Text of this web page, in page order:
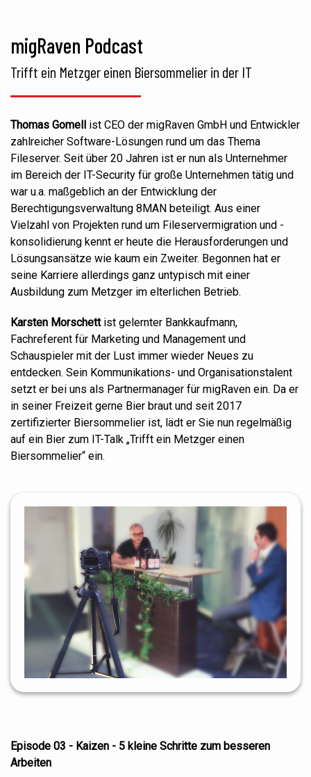
migRaven Podcast
Trifft ein Metzger einen Biersommelier in der IT
Thomas Gomell ist CEO der migRaven GmbH und Entwickler
zahlreicher Software-Lösungen rund um das Thema
Fileserver. Seit über 20 Jahren ist er nun als Unternehmer
im Bereich der IT-Security für große Unternehmen tätig und
war u.a. maßgeblich an der Entwicklung der
Berechtigungsverwaltung 8MAN beteiligt. Aus einer
Vielzahl von Projekten rund um Fileservermigration und -
konsolidierung kennt er heute die Herausforderungen und
Lösungsansätze wie kaum ein Zweiter. Begonnen hat er
seine Karriere allerdings ganz untypisch mit einer
Ausbildung zum Metzger im elterlichen Betrieb.
Karsten Morschettist gelernter Bankkaufmann,
Fachreferent für Marketing und Management und
Schauspieler mit der Lust immer wieder Neues zu
entdecken. Sein Kommunikations- und Organisationstalent
setzt er bei uns als Partnermanager für migRaven ein. Da er
in seiner Freizeit gerne Bier braut und seit 2017
zertifizierter Biersommelier ist, lädt er Sie nun regelmäßig
auf ein Bier zum IT-Talk „Trifft ein Metzger einen
Biersommelier“ ein.
Episode 03 - Kaizen - 5 kleine Schritte zum besseren
Arbeiten